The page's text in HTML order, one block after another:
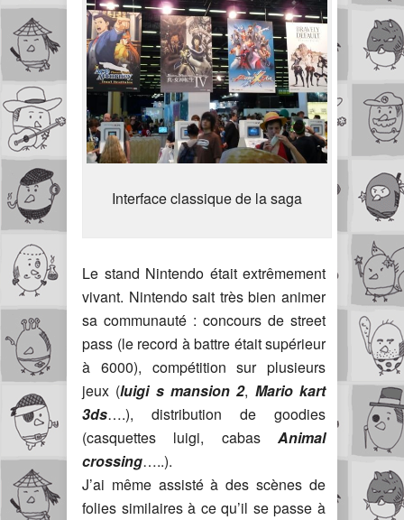
Interface classique de la saga
Le stand Nintendo était extrêmement
vivant. Nintendo sait très bien animer
sa communauté : concours de street
pass (le record à battre était supérieur
à 6000), compétition sur plusieurs
jeux (luigi s mansion 2, Mario kart
3ds….), distribution de goodies
(casquettes luigi, cabasAnimal
crossing…..).
J’ai même assisté à des scènes de
folies similaires à ce qu’il se passe à